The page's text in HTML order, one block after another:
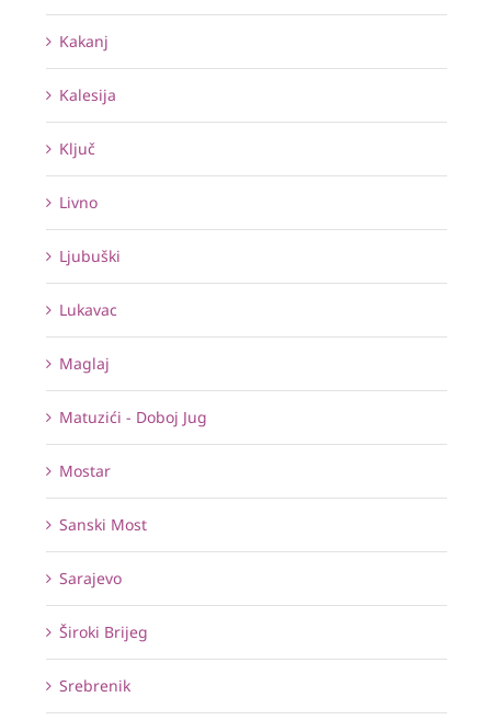
Kakanj
Kalesija
Ključ
Livno
Ljubuški
Lukavac
Maglaj
Matuzići - Doboj Jug
Mostar
Sanski Most
Sarajevo
Široki Brijeg
Srebrenik